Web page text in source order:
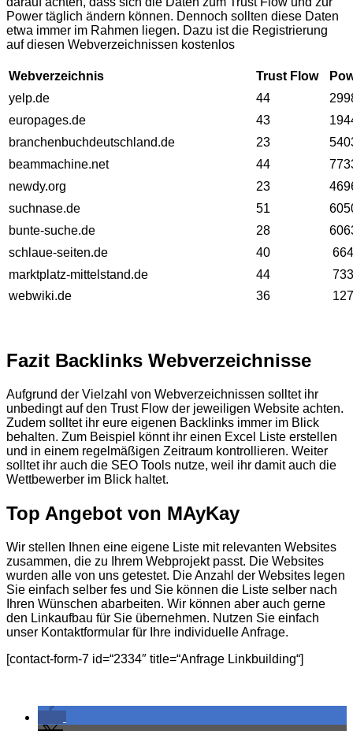
Power täglich ändern können. Dennoch sollten diese Daten
etwa immer im Rahmen liegen. Dazu ist die Registrierung
auf diesen Webverzeichnissen kostenlos
Webverzeichnis Trust Flow
yelp.de
44
europages.de
43
branchenbuchdeutschland.de
23
beammachine.net
44
newdy.org
23
suchnase.de
51
bunte-suche.de
28
schlaue-seiten.de
40
marktplatz-mittelstand.de
44
webwiki.de
36
Fazit Backlinks Webverzeichnisse
Aufgrund der Vielzahl von Webverzeichnissen solltet ihr
unbedingt auf den Trust Flow der jeweiligen Website achten.
Zudem solltet ihr eure eigenen Backlinks immer im Blick
behalten. Zum Beispiel könnt ihr einen Excel Liste erstellen
und in einem regelmäßigen Zeitraum kontrollieren. Weiter
solltet ihr auch die SEO Tools nutze, weil ihr damit auch die
Wettbewerber im Blick haltet.
Top Angebot von MAyKay
Wir stellen Ihnen eine eigene Liste mit relevanten Websites
zusammen, die zu Ihrem Webprojekt passt. Die Websites
wurden alle von uns getestet. Die Anzahl der Websites legen
Sie einfach selber fes und Sie können die Liste selber nach
Ihren Wünschen abarbeiten. Wir können aber auch gerne
den Linkaufbau für Sie übernehmen. Nutzen Sie einfach
unser Kontaktformular für Ihre individuelle Anfrage.
[contact-form-7 id=“2334″ title=“Anfrage Linkbuilding“]